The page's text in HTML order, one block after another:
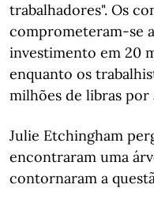
trabalhadores". Os
comprometeram-se
investimento em 20
enquanto os
milhões de libras por
Julie Etchingham
encontraram uma
contornaram a